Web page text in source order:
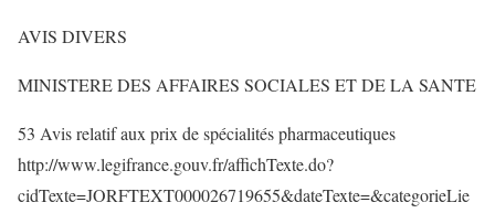
AVIS DIVERS
MINISTERE DES AFFAIRES SOCIALES ET DE LA SANTE
53 Avis relatif aux prix de spécialités pharmaceutiques
http://www.legifrance.gouv.fr/affichTexte.do?
cidTexte=JORFTEXT000026719655&dateTexte=&categorieLie